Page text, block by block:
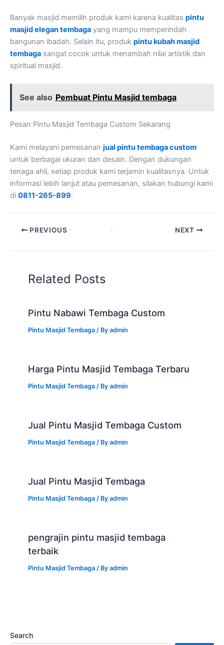
Banyak masjid memilih produk kami karena kualitas pintu
masjid elegan tembaga yang mampu memperindah
bangunan ibadah. Selain itu, produk pintu kubah masjid
tembaga sangat cocok untuk menambah nilai artistik dan
spiritual masjid.
See also Pembuat Pintu Masjid tembaga
Pesan Pintu Masjid Tembaga Custom Sekarang
Kami melayani pemesanan jual pintu tembaga custom
untuk berbagai ukuran dan desain. Dengan dukungan
tenaga ahli, setiap produk kami terjamin kualitasnya. Untuk
informasi lebih lanjut atau pemesanan, silakan hubungi kami
di 0811-265-899.
PREVIOUS NEXT
Related Posts
Pintu Nabawi Tembaga Custom
Pintu Masjid Tembaga / Byadmin
Harga Pintu Masjid Tembaga Terbaru
Pintu Masjid Tembaga / Byadmin
Jual Pintu Masjid Tembaga Custom
Pintu Masjid Tembaga / Byadmin
Jual Pintu Masjid Tembaga
Pintu Masjid Tembaga / Byadmin
pengrajin pintu masjid tembaga
terbaik
Pintu Masjid Tembaga / Byadmin
Search